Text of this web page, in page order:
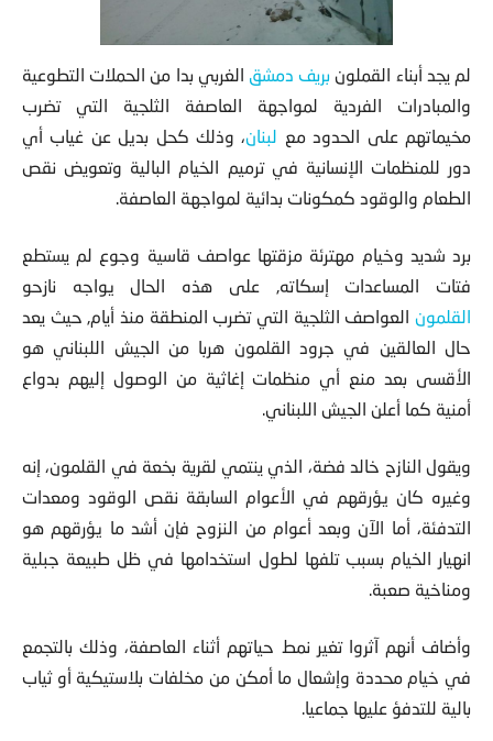
لم يجد أبناء القملون بريف دمشق الغربي بدا من الحملات التطوعية
والمبادرات الفردية لمواجهة العاصفة الثلجية التي تضرب
مخيماتهم على الحدود مع لبنان، وذلك كحل بديل عن غياب أي
دور للمنظمات الإنسانية في ترميم الخيام البالية وتعويض نقص
الطعام والوقود كمكونات بدائية لمواجهة العاصفة.
برد شديد وخيام مهترئة مزقتها عواصف قاسية وجوع لم يستطع
فتات المساعدات إسكاته, على هذه الحال يواجه نازحو
القلمون العواصف الثلجية التي تضرب المنطقة منذ أيام, حيث يعد
حال العالقين في جرود القلمون هربا من الجيش اللبناني هو
الأقسى بعد منع أي منظمات إغاثية من الوصول إليهم بدواع
أمنية كما أعلن الجيش اللبناني.
ويقول النازح خالد فضة، الذي ينتمي لقرية بخعة في القلمون، إنه
وغيره كان يؤرقهم في الأعوام السابقة نقص الوقود ومعدات
التدفئة، أما الآن وبعد أعوام من النزوح فإن أشد ما يؤرقهم هو
انهيار الخيام بسبب تلفها لطول استخدامها في ظل طبيعة جبلية
ومناخية صعبة.
وأضاف أنهم آثروا تغير نمط حياتهم أثناء العاصفة، وذلك بالتجمع
في خيام محددة وإشعال ما أمكن من مخلفات بلاستيكية أو ثياب
بالية للتدفؤ عليها جماعيا.